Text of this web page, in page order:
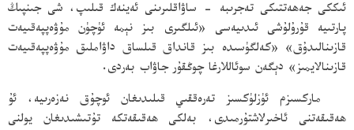
ئىككى جەھەتتىكى تەجرىبە - ساۋاقلىرىنى ئەينەك قىلىپ، شى جىنپىڭ
پارتىيە قۇرۇلۇشى ئىدىيەسى «ئىلگىرى بىز نېمە ئۈچۈن مۇۋەپپەقىيەت
قازىنالىدۇق» «كەلگۈسىدە بىز قانداق قىلساق داۋاملىق مۇۋەپپەقىيەت
قازىنالايمىز» دېگەن سوئاللارغا چوڭقۇر جاۋاب بەردى.
ماركسىزم ئۈزلۈكسىز تەرەققىي قىلىدىغان ئوچۇق نەزەرىيە، ئۇ
ھەقىقەتنى ئاخىرلاشتۇرمىدى، بەلكى ھەقىقەتكە تۇتىشىدىغان يولنى